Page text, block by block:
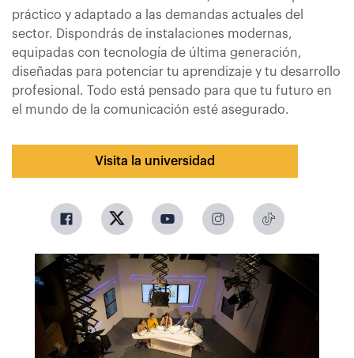
práctico y adaptado a las demandas actuales del
sector. Dispondrás de instalaciones modernas,
equipadas con tecnología de última generación,
diseñadas para potenciar tu aprendizaje y tu desarrollo
profesional. Todo está pensado para que tu futuro en
el mundo de la comunicación esté asegurado.
Visita la universidad